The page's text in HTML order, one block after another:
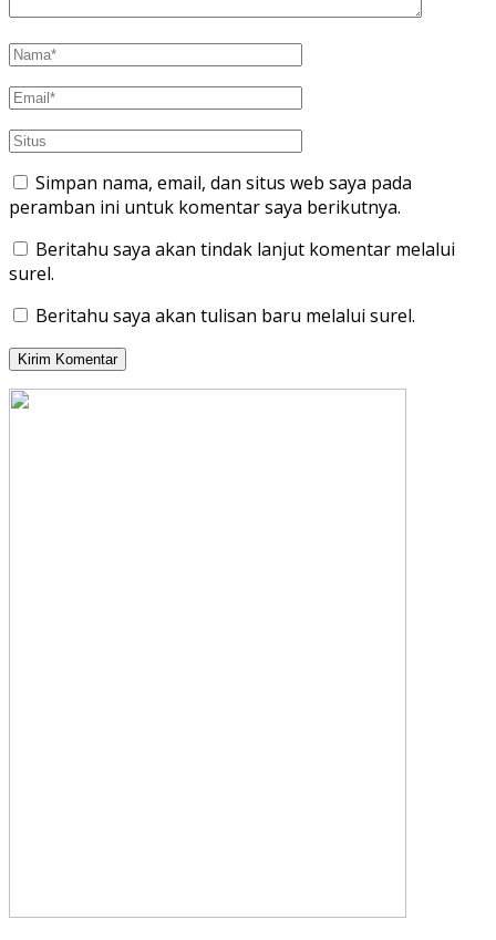
Simpan nama, email, dan situs web saya pada
peramban ini untuk komentar saya berikutnya.
Beritahu saya akan tindak lanjut komentar melalui
surel.
Beritahu saya akan tulisan baru melalui surel.